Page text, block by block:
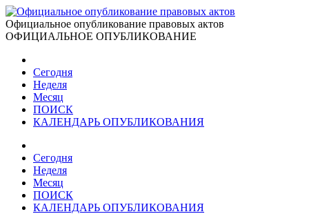
Официальное опубликование правовых актов
ОФИЦИАЛЬНОЕ ОПУБЛИКОВАНИЕ
Сегодня
Неделя
Месяц
ПОИСК
КАЛЕНДАРЬ ОПУБЛИКОВАНИЯ
Сегодня
Неделя
Месяц
ПОИСК
КАЛЕНДАРЬ ОПУБЛИКОВАНИЯ